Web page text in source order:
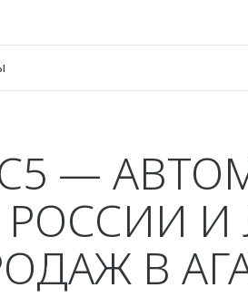
C5 —
РОССИИ И
В